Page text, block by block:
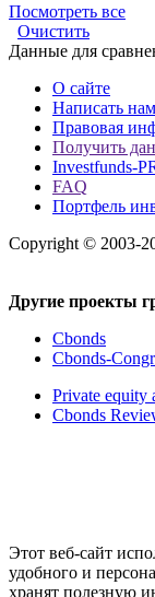
Посмотреть все
Очистить
Данные для
О сайте
Написать нам
Правовая
Получить
Investfunds-
FAQ
Портфель
Copyright © 2003-
Другие проекты
Cbonds
Cbonds-
Private equity
Cbonds
Этот веб-сайт
удобного и
хранят полезную